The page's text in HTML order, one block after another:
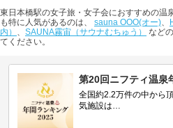
東日本橋駅の女子旅・女子会におすすめの温
も特に人気があるのは、 sauna OOO(オー)、
内） 、 SAUNA霧宙（サウナむちゅう）
など
てください。
第20回ニフティ温泉
全国約2.2万件の中から
気施設は…